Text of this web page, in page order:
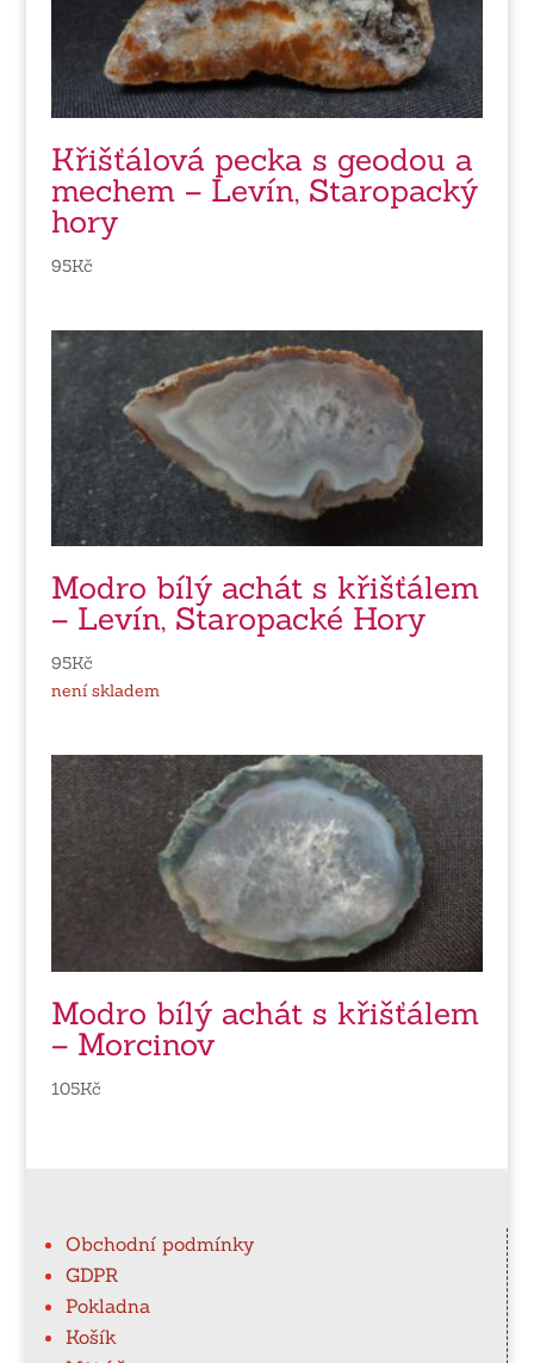
Křišťálová pecka s geodou a
mechem – Levín, Staropacký
hory
95Kč
Modro bílý achát s křišťálem
– Levín, Staropacké Hory
95Kč
není skladem
Modro bílý achát s křišťálem
– Morcinov
105Kč
Obchodní podmínky
GDPR
Pokladna
Košík